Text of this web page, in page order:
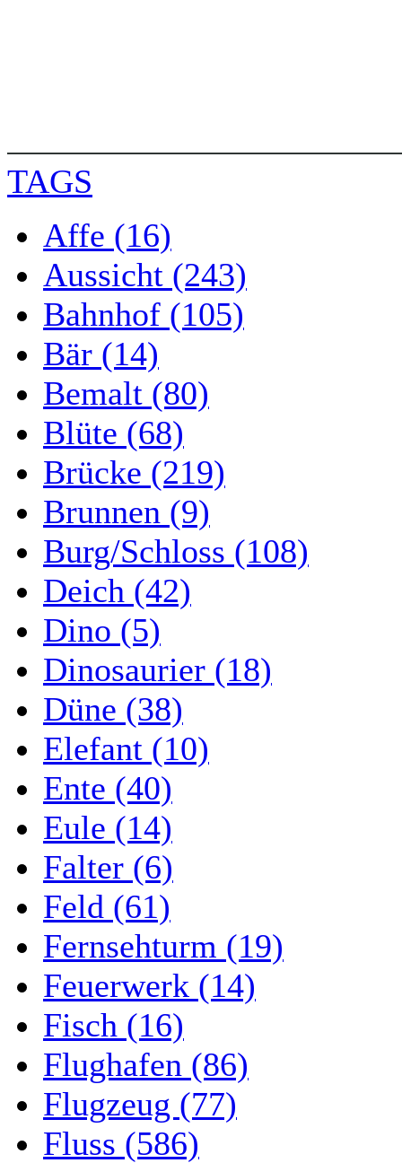
TAGS
Affe (16)
Aussicht (243)
Bahnhof (105)
Bär (14)
Bemalt (80)
Blüte (68)
Brücke (219)
Brunnen (9)
Burg/Schloss (108)
Deich (42)
Dino (5)
Dinosaurier (18)
Düne (38)
Elefant (10)
Ente (40)
Eule (14)
Falter (6)
Feld (61)
Fernsehturm (19)
Feuerwerk (14)
Fisch (16)
Flughafen (86)
Flugzeug (77)
Fluss (586)